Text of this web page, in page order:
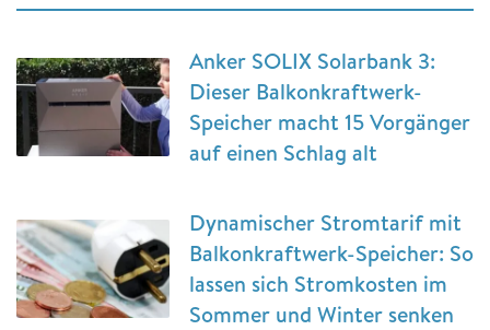
Anker SOLIX Solarbank 3:
Dieser Balkonkraftwerk-
Speicher macht 15 Vorgänger
auf einen Schlag alt
Dynamischer Stromtarif mit
Balkonkraftwerk-Speicher: So
lassen sich Stromkosten im
Sommer und Winter senken